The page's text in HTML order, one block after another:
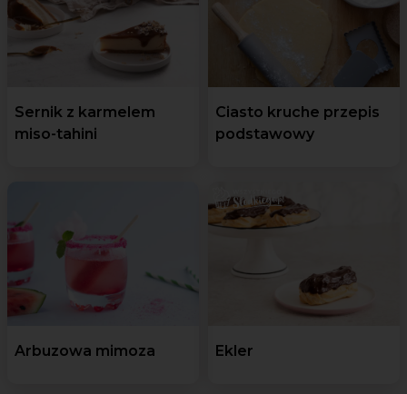
Sernik z karmelem
miso-tahini
Ciasto kruche przepis
podstawowy
Arbuzowa mimoza Ekler